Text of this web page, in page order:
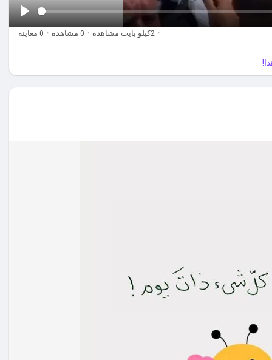
ل
· 2كيلو بايت مشاهدة · 0 مشاهدة · 0 معاينة